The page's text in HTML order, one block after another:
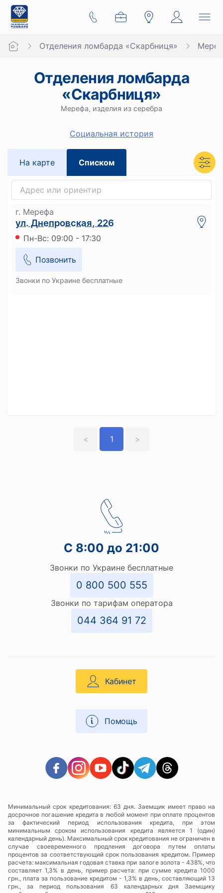
Отделения ломбарда «Скарбниця»
Отделения ломбарда
«Скарбниця»
Мерефа, изделия из серебра
Социальная история
На карте Списком
г. Мерефа
ул. Днепровская, 226
Пн-Вс: 09:00 - 17:30
Позвонить
Звонки по Украине бесплатные
< 1 >
С 8:00 до 21:00
Звонки по Украине бесплатные
0 800 500 555
Звонки по тарифам оператора
044 364 91 72
Кабинет
Помощь
Минимальный срок кредитования: 63 дня. Заемщик имеет право на
досрочное погашение кредита в любой момент при оплате процентов
за фактический период использования кредита, при этом
минимальным сроком использования кредита является 1 (один)
календарный день). Максимальный срок кредитования не ограничен в
случае своевременного продления договора путем оплаты
процентов за соответствующий срок пользования кредитом. Пример
расчета: максимальная годовая ставка при залоге золота - 438%, что
составляет 1,3% в день, пример расчета: при сумме кредита 1000
грн., плата за пользование кредитом - 1,3% в день, составляющий 13
грн., за период пользования 63 календарных дня Заемщику